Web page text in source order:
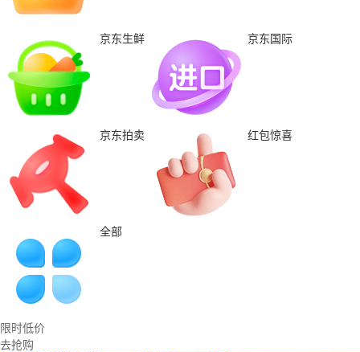
京东生鲜 京东国际
京东拍卖 红包惊喜
全部
限时低价
去抢购